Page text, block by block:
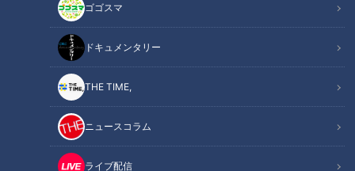
ゴゴスマ
ドキュメンタリー
THE TIME,
ニュースコラム
ライブ配信
関連リンク
13秒～】
3ミリほどの隙間もすり抜ける！？侵入経路はどこ？
段ボールや紙袋は注意！出てしまったらペットボトルで！